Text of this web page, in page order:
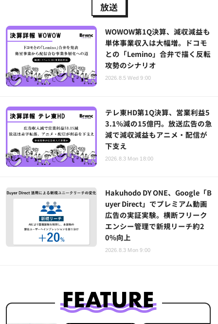
放送
WOWOW第1Q決算、減収減益も
単体事業収入は大幅増。ドコモ
との「Lemino」合弁で描く反転
攻勢のシナリオ
2026.8.5 Wed 9:00
テレ東HD第1Q決算、営業利益5
3.1%減の15億円。放送広告の急
減で減収減益もアニメ・配信が
下支え
2026.8.3 Mon 18:00
Hakuhodo DY ONE、Google「B
uyer Direct」でプレミアム動画
広告の実証実験。横断フリーク
エンシー管理で新規リーチ約2
0%向上
2026.8.3 Mon 9:00